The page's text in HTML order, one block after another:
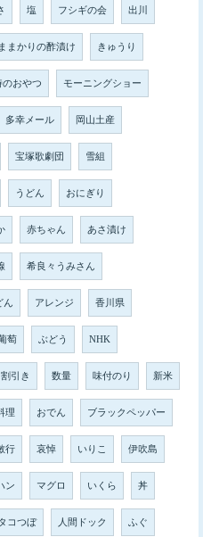
塩 フシギの会 出川
ままかりの酢漬け きゅうり
のおやつ モーニングショー
多幸メール 岡山土産
宝塚歌劇団 雪組
うどん おにぎり
赤ちゃん あさ漬け
希良々うみさん
ん アレンジ 香川県
萄 ぶどう NHK
引き 数量 味付のり 新米
理 おでん ブラックペッパー
行 哀悼 いりこ 伊吹島
ン マグロ いくら 丼
コつぼ 人間ドック ふぐ